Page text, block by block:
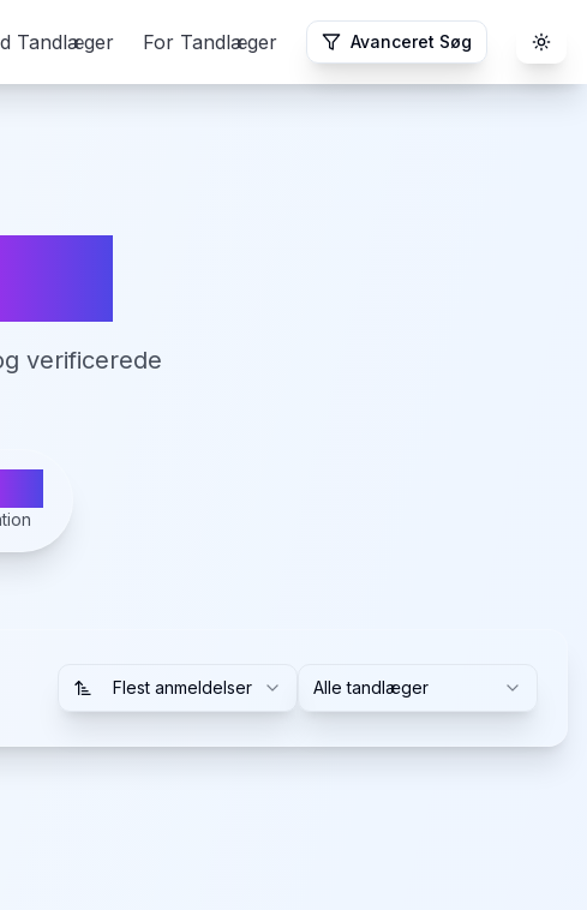
Tandlæger For Tandlæger Avanceret Søg
verificerede
Flest anmeldelser Alle tandlæger